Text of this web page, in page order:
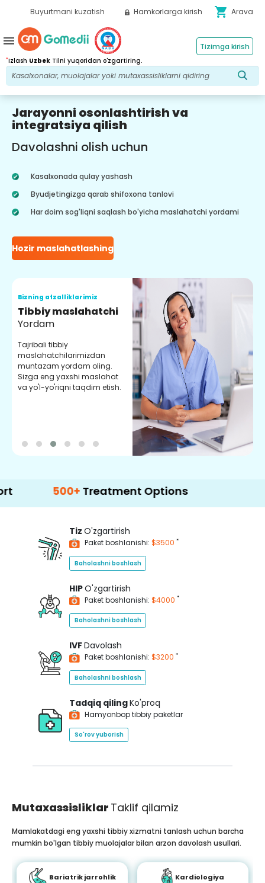
Buyurtmani kuzatish Hamkorlarga kirish shopping_cart Arava
*Izlash Uzbek Tilni yuqoridan o'zgartiring.
Tizimga kirish
menu
Jarayonni osonlashtirish va
integratsiya qilish
Davolashni olish uchun
Kasalxonada qulay yashash
Byudjetingizga qarab shifoxona tanlovi
Har doim sog'liqni saqlash bo'yicha maslahatchi yordami
Hozir maslahatlashing
Bizning afzalliklarimiz
Tibbiy maslahatchi
Yordam
Tajribali tibbiy
maslahatchilarimizdan
muntazam yordam oling.
Sizga eng yaxshi maslahat
va yo'l-yo'riqni taqdim etish.
500+ Treatment Options
Tiz O'zgartirish
Paket boshlanishi: $3500 *
Baholashni boshlash
HIPO'zgartirish
Paket boshlanishi: $4000 *
Baholashni boshlash
IVFDavolash
Paket boshlanishi: $3200 *
Baholashni boshlash
Tadqiq qilingKo'proq
Hamyonbop tibbiy paketlar
So'rov yuborish
Mutaxassisliklar Taklif qilamiz
Mamlakatdagi eng yaxshi tibbiy xizmatni tanlash uchun barcha
mumkin bo'lgan tibbiy muolajalar bilan arzon davolash usullari.
Bariatrik jarrohlik Kardiologiya